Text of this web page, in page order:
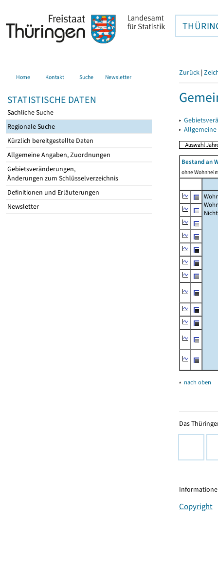
Home Kontakt Suche Newsletter
STATISTISCHE DATEN
Sachliche Suche
Regionale Suche
Kürzlich bereitgestellte Daten
Allgemeine Angaben, Zuordnungen
Gebietsveränderungen,
Änderungen zum Schlüsselverzeichnis
Definitionen und Erläuterungen
Newsletter
Zurück |
▸
▸
Bestand an
ohne
▴ nach oben
Das
Copyright